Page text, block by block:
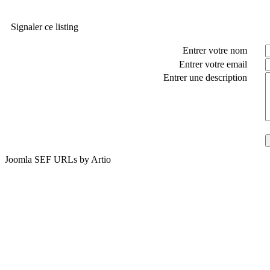
Signaler ce listing
Entrer votre nom
Entrer votre email
Entrer une description
Joomla SEF URLs by Artio